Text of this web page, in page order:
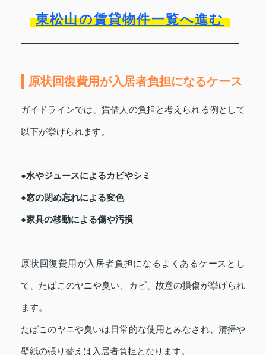
東松山の賃貸物件一覧へ進む
原状回復費用が入居者負担になるケース
ガイドラインでは、賃借人の負担と考えられる例として
以下が挙げられます。
●水やジュースによるカビやシミ
●窓の閉め忘れによる変色
●家具の移動による傷や汚損
原状回復費用が入居者負担になるよくあるケースとし
て、たばこのヤニや臭い、カビ、故意の損傷が挙げられ
ます。
たばこのヤニや臭いは日常的な使用とみなされ、清掃や
壁紙の張り替えは入居者負担となります。